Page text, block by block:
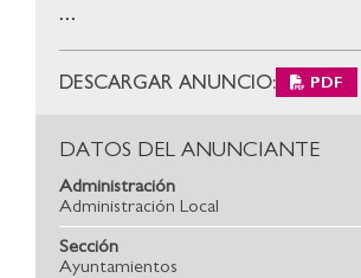
...
DESCARGAR ANUNCIO: PDF
DATOS DEL ANUNCIANTE
Administración
Administración Local
Sección
Ayuntamientos